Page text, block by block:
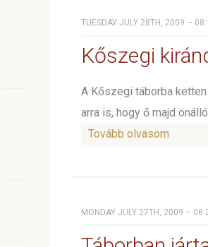
TUESDAY JULY 28TH, 2009 –
Kőszegi
A Kőszegi táborba
arra is, hogy ő majd
Tovább olvasom
MONDAY JULY 27TH, 2009 –